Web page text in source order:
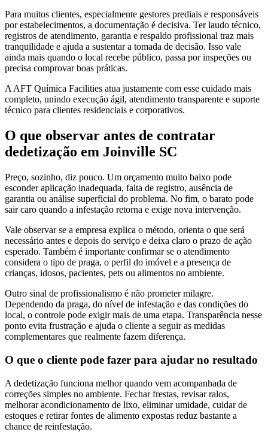
Para muitos clientes, especialmente gestores prediais e responsáveis
por estabelecimentos, a documentação é decisiva. Ter laudo técnico,
registros de atendimento, garantia e respaldo profissional traz mais
tranquilidade e ajuda a sustentar a tomada de decisão. Isso vale
ainda mais quando o local recebe público, passa por inspeções ou
precisa comprovar boas práticas.
A AFT Química Facilities atua justamente com esse cuidado mais
completo, unindo execução ágil, atendimento transparente e suporte
técnico para clientes residenciais e corporativos.
O que observar antes de contratar
dedetização em Joinville SC
Preço, sozinho, diz pouco. Um orçamento muito baixo pode
esconder aplicação inadequada, falta de registro, ausência de
garantia ou análise superficial do problema. No fim, o barato pode
sair caro quando a infestação retorna e exige nova intervenção.
Vale observar se a empresa explica o método, orienta o que será
necessário antes e depois do serviço e deixa claro o prazo de ação
esperado. Também é importante confirmar se o atendimento
considera o tipo de praga, o perfil do imóvel e a presença de
crianças, idosos, pacientes, pets ou alimentos no ambiente.
Outro sinal de profissionalismo é não prometer milagre.
Dependendo da praga, do nível de infestação e das condições do
local, o controle pode exigir mais de uma etapa. Transparência nesse
ponto evita frustração e ajuda o cliente a seguir as medidas
complementares que realmente fazem diferença.
O que o cliente pode fazer para ajudar no resultado
A dedetização funciona melhor quando vem acompanhada de
correções simples no ambiente. Fechar frestas, revisar ralos,
melhorar acondicionamento de lixo, eliminar umidade, cuidar de
estoques e retirar fontes de alimento expostas reduz bastante a
chance de reinfestação.